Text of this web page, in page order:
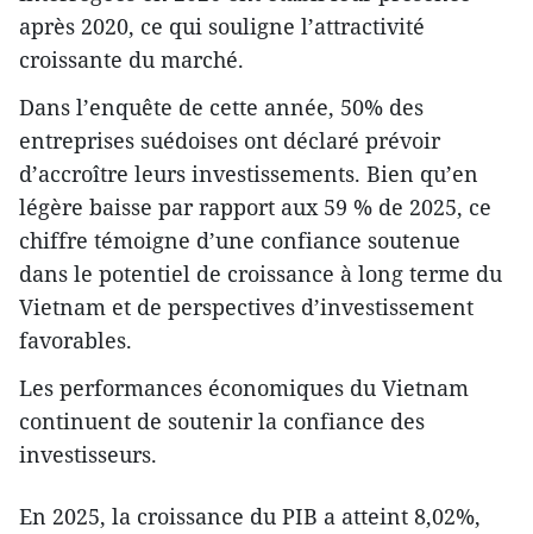
après 2020, ce qui souligne l’attractivité
croissante du marché.
Dans l’enquête de cette année, 50% des
entreprises suédoises ont déclaré prévoir
d’accroître leurs investissements. Bien qu’en
légère baisse par rapport aux 59 % de 2025, ce
chiffre témoigne d’une confiance soutenue
dans le potentiel de croissance à long terme du
Vietnam et de perspectives d’investissement
favorables.
Les performances économiques du Vietnam
continuent de soutenir la confiance des
investisseurs.
En 2025, la croissance du PIB a atteint 8,02%,